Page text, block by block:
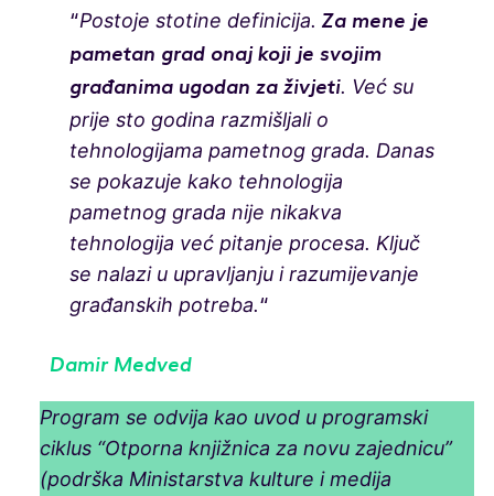
“Postoje stotine definicija.Za mene je
pametan grad onaj koji je svojim
građanima ugodan za živjeti. Već su
prije sto godina razmišljali o
tehnologijama pametnog grada. Danas
se pokazuje kako tehnologija
pametnog grada nije nikakva
tehnologija već pitanje procesa. Ključ
se nalazi u upravljanju i razumijevanje
građanskih potreba.“
Damir Medved
Program se odvija kao uvod u programski
ciklus “Otporna knjižnica za novu zajednicu”
(podrška Ministarstva kulture i medija